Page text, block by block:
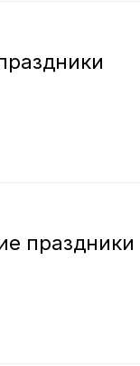
праздники